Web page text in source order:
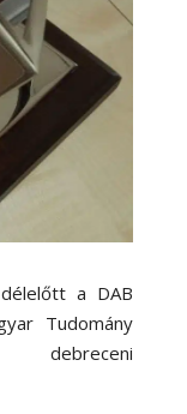
a DAB
Tudomány
debreceni